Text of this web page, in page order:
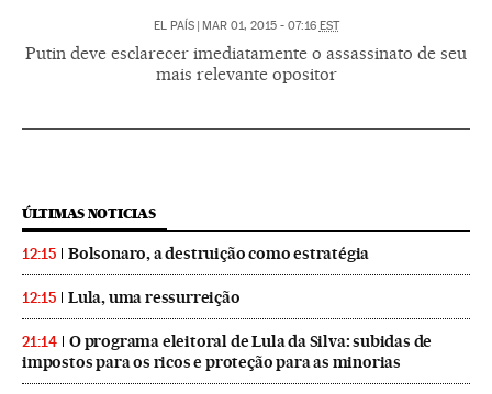
EL PAÍS | MAR 01, 2015 - 07:16 EST
Putin deve esclarecer imediatamente o assassinato de seu
mais relevante opositor
ÚLTIMAS NOTICIAS
12:15 Bolsonaro, a destruição como estratégia
12:15 Lula, uma ressurreição
21:14
O programa eleitoral de Lula da Silva: subidas de
impostos para os ricos e proteção para as minorias